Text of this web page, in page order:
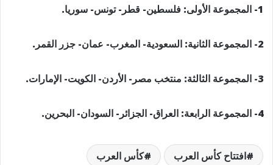
1- المجموعة الأولى: فلسطين- قطر- تونس- سوريا.
2- المجموعة الثانية: السعودية- المغرب- عمان- جزر القمر.
3- المجموعة الثالثة: منتخب مصر- الأردن- الكويت- الإمارات.
4- المجموعة الرابعة: العراق- الجزائر- السودان- البحرين.
افتتاح كأس العرب
كأس العرب